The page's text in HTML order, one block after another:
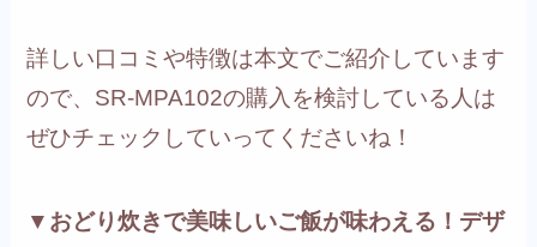
詳しい口コミや特徴は本文でご紹介しています
ので、SR-MPA102の購入を検討している人は
ぜひチェックしていってくださいね！
▼おどり炊きで美味しいご飯が味わえる！デザ